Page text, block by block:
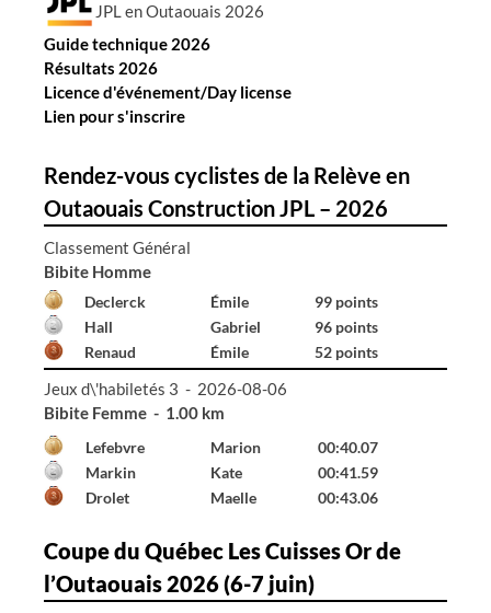
i
c
l
e
JPL en Outaouais 2026
Guide technique 2026
Résultats 2026
Licence d'événement/Day license
Lien pour s'inscrire
Rendez-vous cyclistes de la Relève en
Outaouais Construction JPL – 2026
Classement Général
Bibite Homme
Declerck Émile
99 points
Hall
Gabriel
96 points
Renaud
Émile 52 points
Jeux d\'habiletés 3 - 2026-08-06
Bibite Homme - 1.00 km
Declerck Émile
00:41.65
Hall
Gabriel
01:24.87
---
--- 99:99.00
Coupe du Québec Les Cuisses Or de
l’Outaouais 2026 (6-7 juin)